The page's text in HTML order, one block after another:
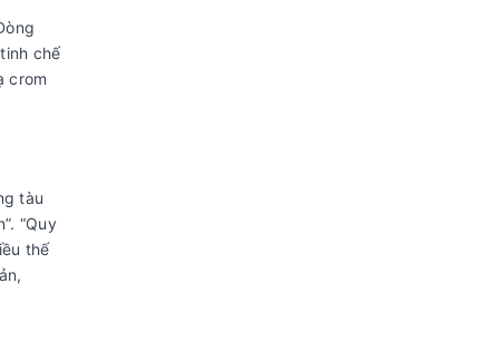
chế
crom
tàu
“Quy
thế